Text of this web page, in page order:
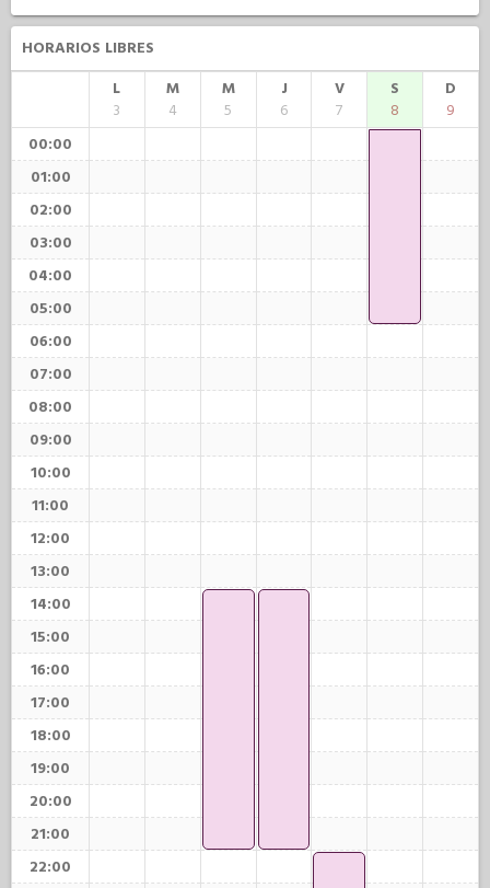
HORARIOS LIBRES
L
3
M
4
M
5
J
6
V
7
S
8
D
9
00:00
01:00
02:00
03:00
04:00
05:00
06:00
07:00
08:00
09:00
10:00
11:00
12:00
13:00
14:00
15:00
16:00
17:00
18:00
19:00
20:00
21:00
22:00